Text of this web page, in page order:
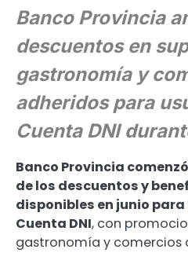
Banco Provincia
descuentos en
gastronomía y
adheridos para
Cuenta DNI
Banco Provincia
de los descuentos y
disponibles en junio
Cuenta DNI, con
gastronomía y comercios